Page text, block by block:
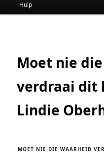
Hulp
Moet nie
verdraai dit
Lindie
MOET NIE DIE WAARHEID